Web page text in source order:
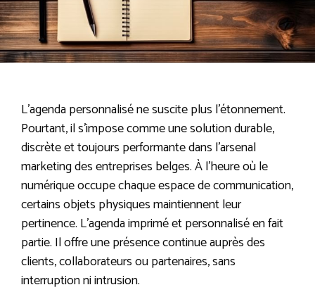
L’agenda personnalisé ne suscite plus l’étonnement.
Pourtant, il s’impose comme une solution durable,
discrète et toujours performante dans l’arsenal
marketing des entreprises belges. À l’heure où le
numérique occupe chaque espace de communication,
certains objets physiques maintiennent leur
pertinence. L’agenda imprimé et personnalisé en fait
partie. Il offre une présence continue auprès des
clients, collaborateurs ou partenaires, sans
interruption ni intrusion.